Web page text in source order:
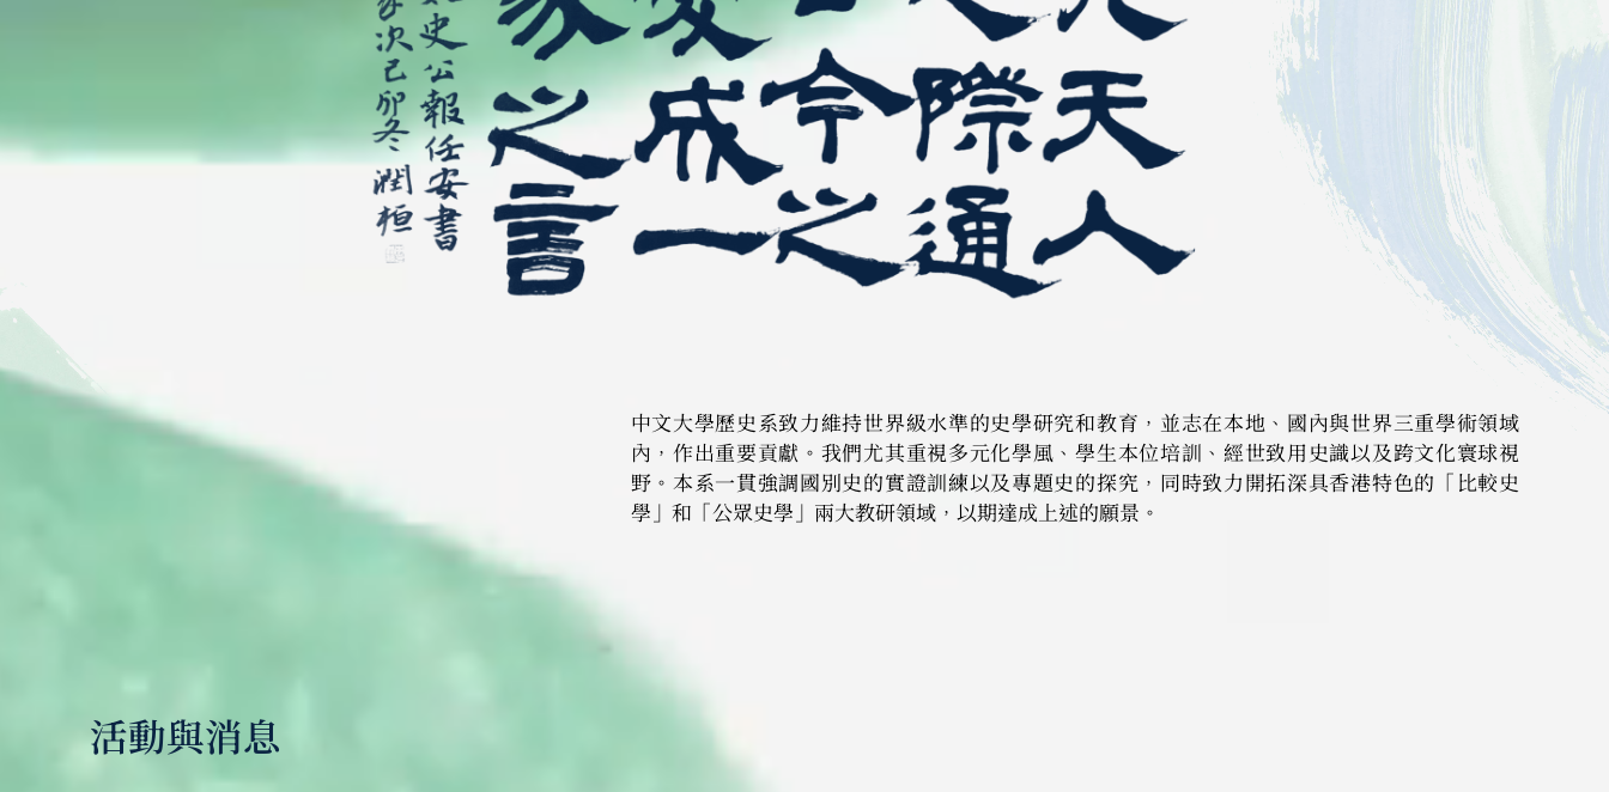
國內與世界三重學術領域
用史識以及跨文化寰球視
中文大學歷史系致力維持世界級水準的史學研究和教育，並志在本地、國內與世界三重學術領域
內，作出重要貢獻。我們尤其重視多元化學風、學生本位培訓、經世致用史識以及跨文化寰球視
野。本系一貫強調國別史的實證訓練以及專題史的探究，同時致力開拓深具香港特色的「比較史
學」和「公眾史學」兩大教研領域，以期達成上述的願景。
活動與消息